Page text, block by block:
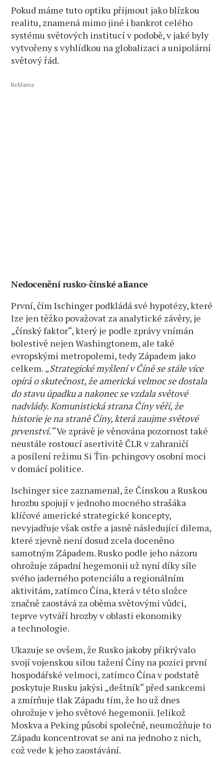
Pokud máme tuto optiku přijmout jako blízkou
realitu, znamená mimo jiné i bankrot celého
systému světových institucí v podobě, v jaké byly
vytvořeny s vyhlídkou na globalizaci a unipolární
světový řád.
Reklama
Nedocenění rusko-čínské aliance
První, čím Ischinger podkládá své hypotézy, které
lze jen těžko považovat za analytické závěry, je
„čínský faktor“, který je podle zprávy vnímán
bolestivě nejen Washingtonem, ale také
evropskými metropolemi, tedy Západem jako
celkem. „Strategické myšlení v Číně se stále více
opírá o skutečnost, že americká velmoc se dostala
do stavu úpadku a nakonec se vzdala světové
nadvlády. Komunistická strana Číny věří, že
historie je na straně Číny, která zaujme světové
prvenství.“Ve zprávě je věnována pozornost také
neustále rostoucí asertivitě ČLR v zahraničí
a posílení režimu Si Ťin-pchingovy osobní moci
v domácí politice.
Ischinger sice zaznamenal, že Čínskou a Ruskou
hrozbu spojují v jednoho mocného strašáka
klíčové americké strategické koncepty,
nevyjadřuje však ostře a jasně následující dilema,
které zjevně není dosud zcela doceněno
samotným Západem. Rusko podle jeho názoru
ohrožuje západní hegemonii už nyní díky síle
svého jaderného potenciálu a regionálním
aktivitám, zatímco Čína, která v této složce
značně zaostává za oběma světovými vůdci,
teprve vytváří hrozby v oblasti ekonomiky
a technologie.
Ukazuje se ovšem, že Rusko jakoby přikrývalo
svojí vojenskou silou tažení Číny na pozici první
hospodářské velmoci, zatímco Čína v podstatě
poskytuje Rusku jakýsi „deštník“ před sankcemi
a zmírňuje tlak Západu tím, že ho už dnes
ohrožuje v jeho světové hegemonii. Jelikož
Moskva a Peking působí společně, neumožňuje to
Západu koncentrovat se ani na jednoho z nich,
což vede k jeho zaostávání.